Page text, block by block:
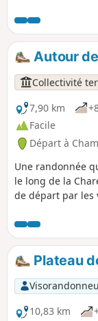
Autour
Collectivité
7,90 km
Facile
Départ à
Une randonnée
le long de la
de départ par les
Plateau
10,83 km